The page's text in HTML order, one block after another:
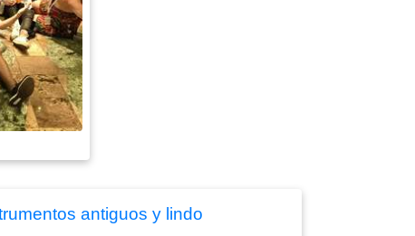
antiguos y lindo